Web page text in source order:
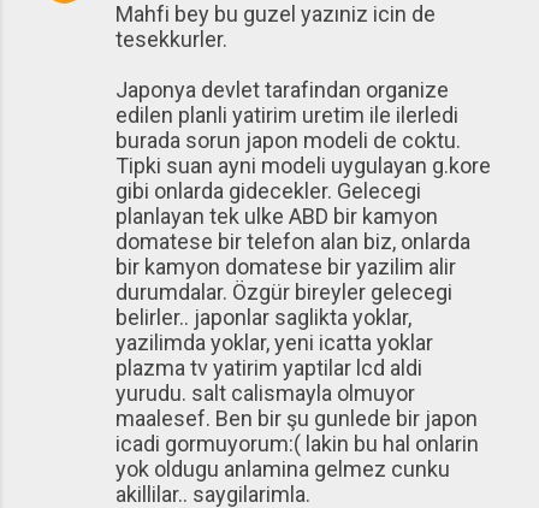
Mahfi bey bu guzel yazıniz icin de
tesekkurler.
Japonya devlet tarafindan organize
edilen planli yatirim uretim ile ilerledi
burada sorun japon modeli de coktu.
Tipki suan ayni modeli uygulayan g.kore
gibi onlarda gidecekler. Gelecegi
planlayan tek ulke ABD bir kamyon
domatese bir telefon alan biz, onlarda
bir kamyon domatese bir yazilim alir
durumdalar. Özgür bireyler gelecegi
belirler.. japonlar saglikta yoklar,
yazilimda yoklar, yeni icatta yoklar
plazma tv yatirim yaptilar lcd aldi
yurudu. salt calismayla olmuyor
maalesef. Ben bir şu gunlede bir japon
icadi gormuyorum:( lakin bu hal onlarin
yok oldugu anlamina gelmez cunku
akillilar.. saygilarimla.